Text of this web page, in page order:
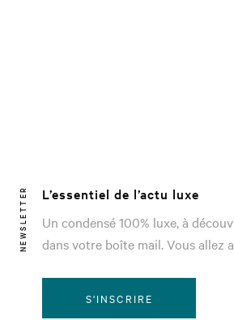
NEWSLETTER
L’essentiel de l’actu luxe
Un condensé 100% luxe, à
dans votre boîte mail. Vous allez
S'INSCRIRE